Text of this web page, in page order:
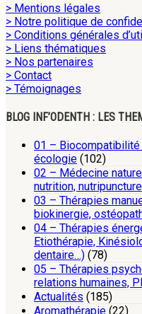
> Mentions légales
> Notre politique de
> Conditions générales
> Liens thématiques
> Nos partenaires
> Contact
> Témoignages
BLOG INF’ODENTH : LES
01 – Biocompatibilité
écologie (102)
02 – Médecine
nutrition,
03 – Thérapies
biokinergie,
04 – Thérapies
Etiothérapie,
dentaire…) (78)
05 – Thérapies
relations humaines,
Actualités (185)
Aromathérapie (22)